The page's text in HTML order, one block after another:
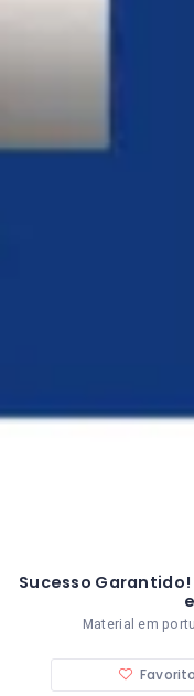
Sucesso
Material em
Favorito